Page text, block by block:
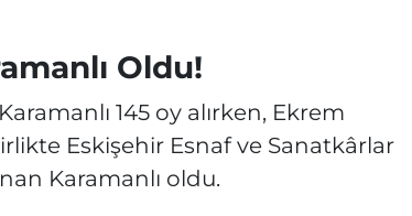
Oldu!
145 oy alırken, Ekrem
Eskişehir Esnaf ve Sanatkârlar
Karamanlı oldu.